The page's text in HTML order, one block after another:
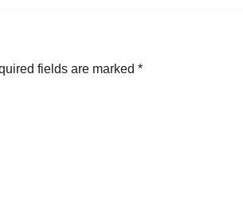
fields are marked *